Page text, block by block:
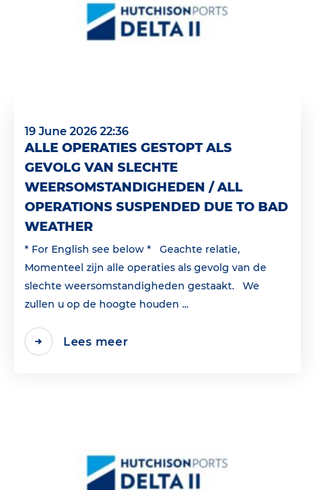
19 June 2026 22:36
ALLE OPERATIES GESTOPT ALS
GEVOLG VAN SLECHTE
WEERSOMSTANDIGHEDEN / ALL
OPERATIONS SUSPENDED DUE TO BAD
WEATHER
* For English see below * Geachte relatie,
Momenteel zijn alle operaties als gevolg van de
slechte weersomstandigheden gestaakt. We
zullen u op de hoogte houden ...
Lees meer